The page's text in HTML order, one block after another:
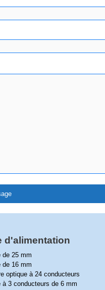
d'alimentation
de 25 mm
de 16 mm
optique à 24 conducteurs
à 3 conducteurs de 6 mm